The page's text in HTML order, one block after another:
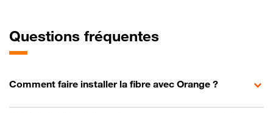
Questions fréquentes
Comment faire installer la fibre avec Orange ?